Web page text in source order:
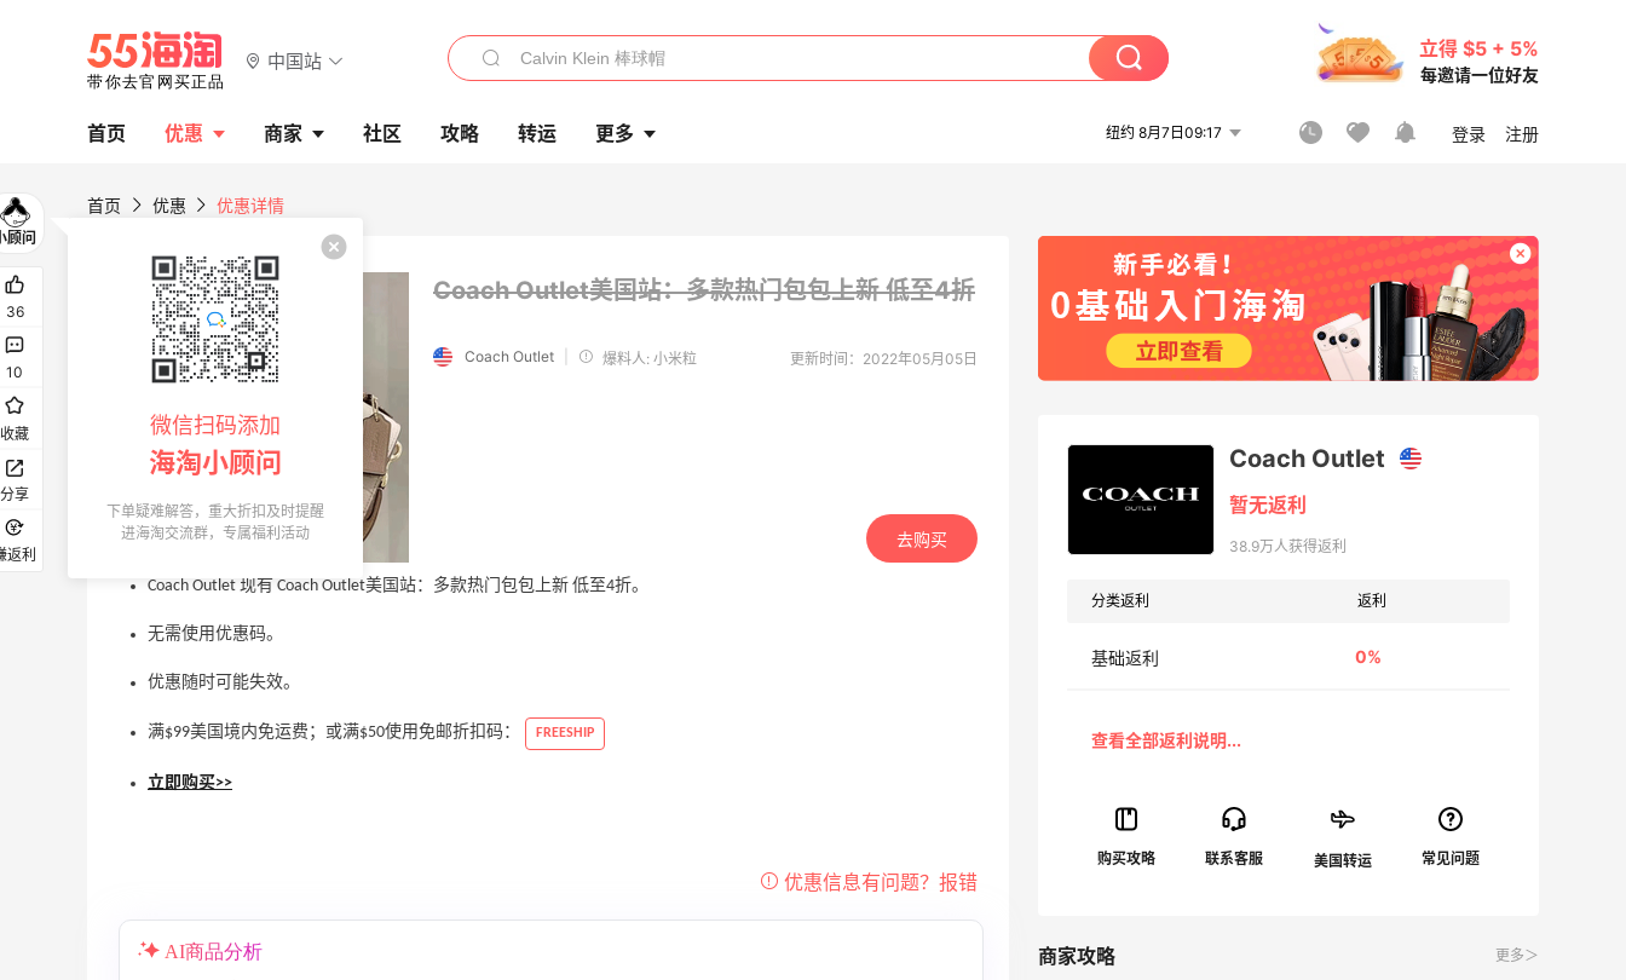
中国站
立得 $5 + 5%
每邀请一位好友
首页 优惠 商家 社区 攻略 转运 更多 纽约 8月7日09:17 登录 注册
首页 优惠 优惠详情
Coach Outlet美国站：多款热门包包上新低至4折
Coach Outlet 爆料人: 小米粒 更新时间：2022年05月05日
去购买
Coach Outlet 现有 Coach Outlet美国站：多款热门包包上新 低至4折。
无需使用优惠码。
优惠随时可能失效。
满$99美国境内免运费；或满$50使用免邮折扣码： FREESHIP
立即购买>>
AI商品分析
Coach Outlet
暂无返利
38.9万人获得返利
分类返利 返利
基础返利 0%
美国转运
商家攻略 更多＞
36
10
收藏
分享
返利
微信扫码添加
海淘小顾问
下单疑难解答，重大折扣及时提醒
进海淘交流群，专属福利活动